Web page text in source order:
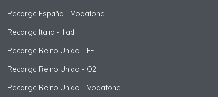
Recarga España - Vodafone
Recarga Italia - Iliad
Recarga Reino Unido - EE
Recarga Reino Unido - O2
Recarga Reino Unido - Vodafone